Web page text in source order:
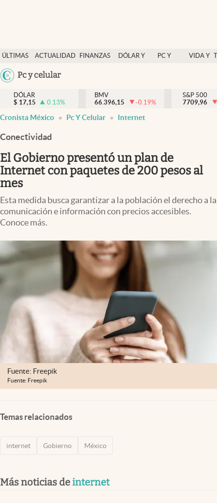
ÚLTIMAS
NOTICIAS
ACTUALIDAD
FINANZAS
DÓLAR Y
PC Y
VIDA Y
México
Pc y celular
Actualidad
Finanzas y economía
Dólar y mercados
Pc y celular
Vida y estilo
Tv
Clima
Espiritualidad
Mediakit
abre en nueva pestaña
DÓLAR
$ 17,15 0.13%
BMV
66.396,15
-0.19%
S&P 500
7709,96
Cronista México Pc Y Celular Internet
Conectividad
El Gobierno presentó un plan de
Internet con paquetes de 200 pesos al
mes
Esta medida busca garantizar a la población el derecho a la
comunicación e información con precios accesibles.
Conoce más.
Fuente: Freepik
Fuente: Freepik
Temas relacionados
internet Gobierno México
Más noticias deinternet